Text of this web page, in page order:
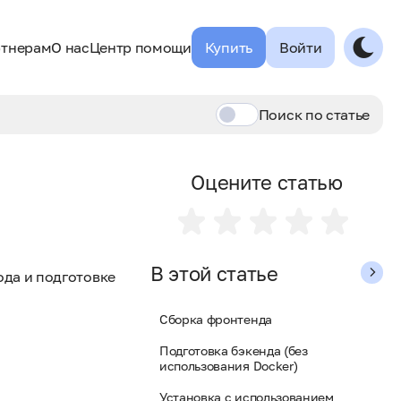
О насЦентр помощи Купить Войти
Поиск по статье
и подготовке
Оцените статью
В этой статье
Сборка фронтенда
Подготовка бэкенда (без
использования Docker)
Установка с использованием